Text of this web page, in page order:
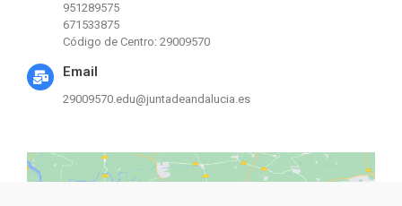
951289575
671533875
Código de Centro: 29009570
Email
29009570.edu@juntadeandalucia.es